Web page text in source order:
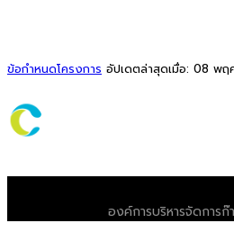
ข้อกำหนดโครงการ อัปเดตล่าสุดเมื่อ: 08 พฤ
องค์การบริหารจัดการก๊